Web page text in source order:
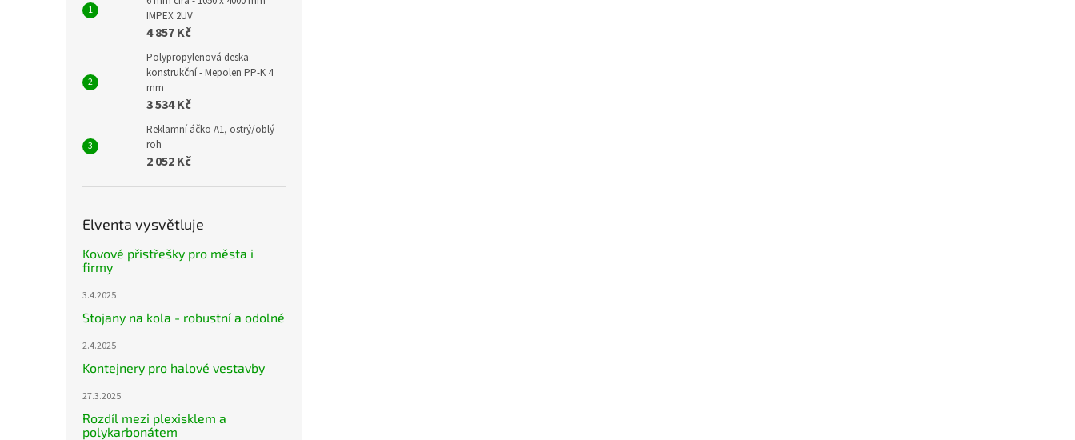
IMPEX 2UV
4 857 Kč
Polypropylenová deska
konstrukční - Mepolen PP-K 4
mm
3 534 Kč
Reklamní áčko A1, ostrý/oblý
roh
2 052 Kč
Elventa vysvětluje
Kovové přístřešky pro města i
firmy
3.4.2025
Stojany na kola - robustní a odolné
2.4.2025
Kontejnery pro halové vestavby
27.3.2025
Rozdíl mezi plexisklem a
polykarbonátem